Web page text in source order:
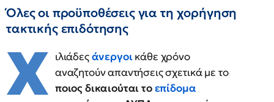
Όλες οι προϋποθέσεις για τη χορήγηση
τακτικής επιδότησης
Χ ιλιάδεςάνεργοικάθε χρόνο
αναζητούν απαντήσεις σχετικά με το
ποιος δικαιούται τοεπίδομα